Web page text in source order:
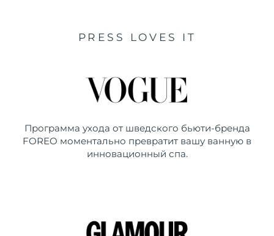
PRESS LOVES IT
Программа ухода от шведского бьюти-бренда
FOREO моментально превратит вашу ванную в
инновационный спа.